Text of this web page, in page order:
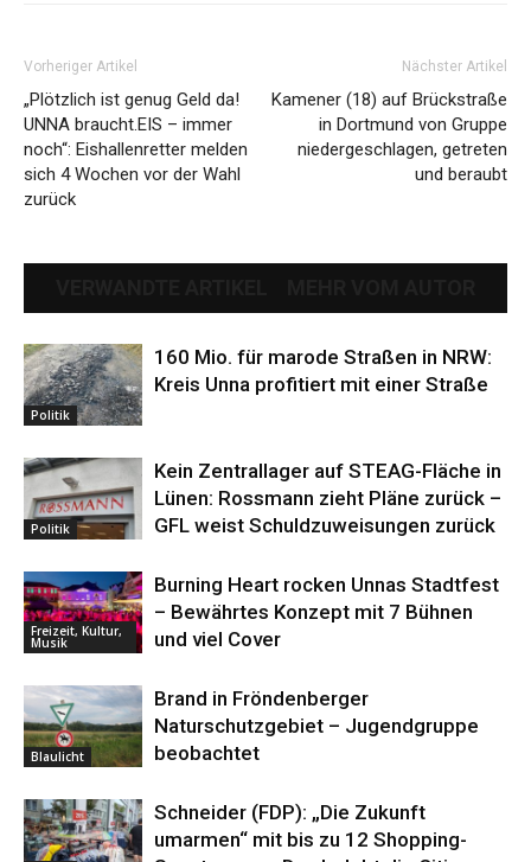
Vorheriger Artikel
„Plötzlich ist genug Geld da!
UNNA braucht.EIS – immer
noch“: Eishallenretter melden
sich 4 Wochen vor der Wahl
zurück
Nächster Artikel
Kamener (18) auf Brückstraße
in Dortmund von Gruppe
niedergeschlagen, getreten
und beraubt
Politik
160 Mio. für marode Straßen in NRW:
Kreis Unna profitiert mit einer Straße
Politik
Kein Zentrallager auf STEAG-Fläche in
Lünen: Rossmann zieht Pläne zurück –
GFL weist Schuldzuweisungen zurück
Freizeit, Kultur,
Musik
Burning Heart rocken Unnas Stadtfest
– Bewährtes Konzept mit 7 Bühnen
und viel Cover
Blaulicht
Brand in Fröndenberger
Naturschutzgebiet – Jugendgruppe
beobachtet
Schneider (FDP): „Die Zukunft
umarmen“ mit bis zu 12 Shopping-